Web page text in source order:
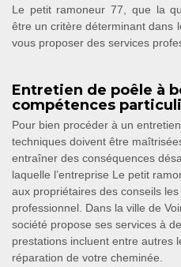
Le petit ramoneur 77, que la
être un critère déterminant dans
vous proposer des services
Entretien de poêle à
compétences
Pour bien procéder à un
techniques doivent être
entraîner des conséquences
laquelle l’entreprise Le petit
aux propriétaires des conseils
professionnel. Dans la ville de
société propose ses services à
prestations incluent entre autres
réparation de votre cheminée.